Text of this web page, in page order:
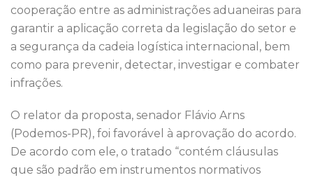
cooperação entre as administrações aduaneiras para
garantir a aplicação correta da legislação do setor e
a segurança da cadeia logística internacional, bem
como para prevenir, detectar, investigar e combater
infrações.
O relator da proposta, senador Flávio Arns
(Podemos-PR), foi favorável à aprovação do acordo.
De acordo com ele, o tratado “contém cláusulas
que são padrão em instrumentos normativos